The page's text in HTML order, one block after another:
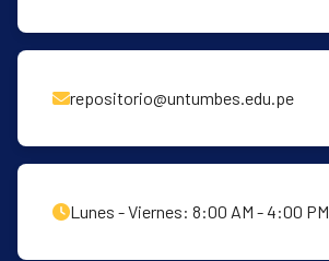
repositorio@untumbes.edu.pe
Lunes - Viernes: 8:00 AM - 4:00 PM